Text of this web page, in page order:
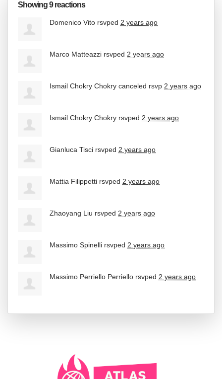
Showing 9 reactions
Domenico Vito rsvped 2 years ago
Marco Matteazzi rsvped 2 years ago
Ismail Chokry Chokry canceled rsvp 2 years ago
Ismail Chokry Chokry rsvped 2 years ago
Gianluca Tisci rsvped 2 years ago
Mattia Filippetti rsvped 2 years ago
Zhaoyang Liu rsvped 2 years ago
Massimo Spinelli rsvped 2 years ago
Massimo Perriello Perriello rsvped 2 years ago